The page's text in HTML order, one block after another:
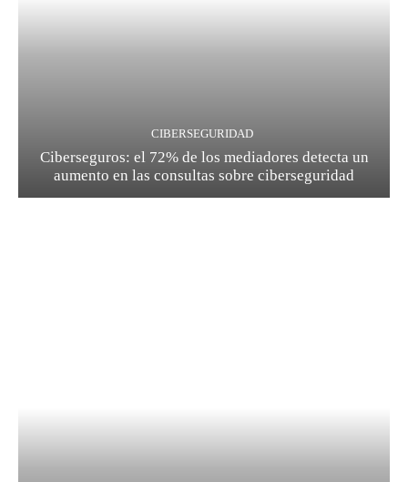
CIBERSEGURIDAD
Ciberseguros: el 72% de los mediadores detecta un
aumento en las consultas sobre ciberseguridad